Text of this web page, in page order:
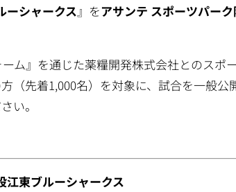
ーシャークス』をアサンテ スポーツパー
ム』を通じた薬糧開発株式会社とのスポ
（先着1,000名）を対象に、試合を一般公
い。
東ブルーシャークス